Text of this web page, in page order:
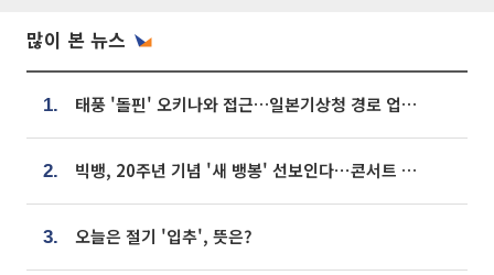
많이 본 뉴스
1. 태풍 '돌핀' 오키나와 접근…일본기상청 경로 업데이트
2. 빅뱅, 20주년 기념 '새 뱅봉' 선보인다⋯콘서트 앞두고 팝업 개최
3. 오늘은 절기 '입추', 뜻은?